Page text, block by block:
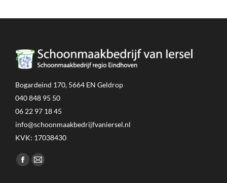
Bogardeind 170, 5664 EN Geldrop
040 848 95 50
06 22 97 18 45
info@schoonmaakbedrijfvaniersel.nl
KVK: 17038430
Vind ons op:
Facebook
Mail